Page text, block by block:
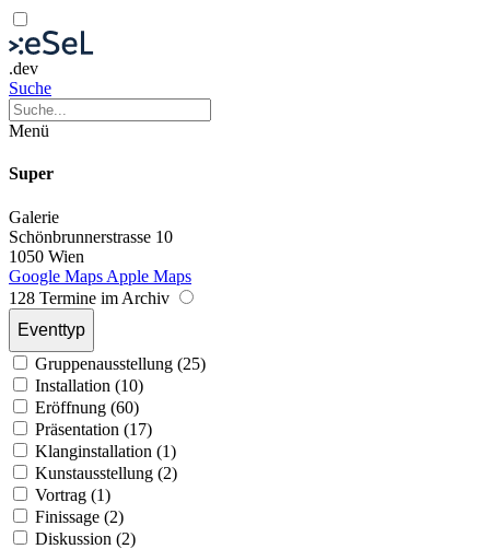
.dev
Suche
Menü
Super
Galerie
Schönbrunnerstrasse 10
1050 Wien
Google Maps Apple Maps
128 Termine im Archiv
Eventtyp
Gruppenausstellung (25)
Installation (10)
Eröffnung (60)
Präsentation (17)
Klanginstallation (1)
Kunstausstellung (2)
Vortrag (1)
Finissage (2)
Diskussion (2)